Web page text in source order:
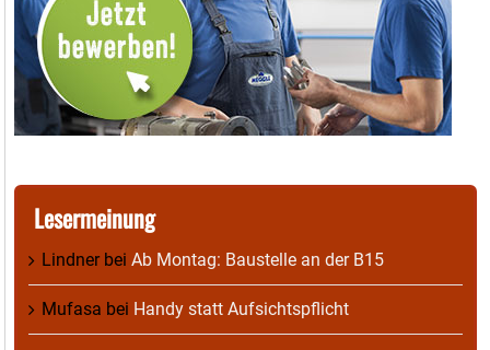
Lesermeinung
Lindnerbei Ab Montag: Baustelle an der B15
Mufasa bei Handy statt Aufsichtspflicht